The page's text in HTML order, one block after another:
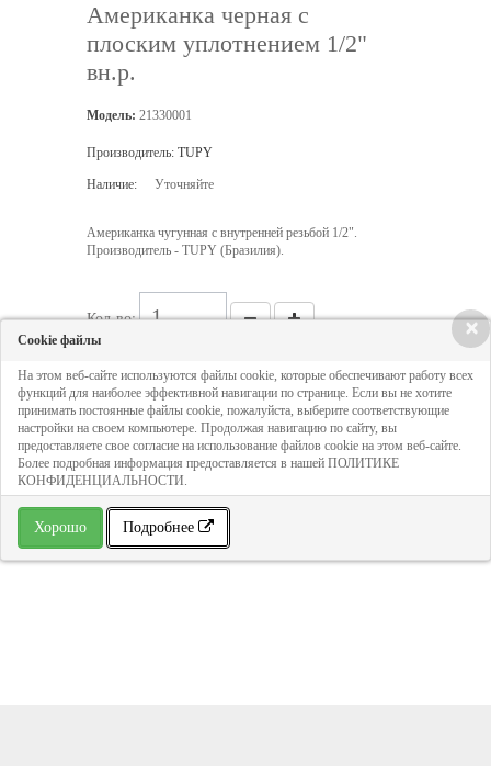
Американка черная с
плоским уплотнением 1/2"
вн.р.
Модель: 21330001
Производитель: TUPY
Наличие: Уточняйте
Американка чугунная с внутренней резьбой 1/2".
Производитель - TUPY (Бразилия).
Кол-во:
157 руб
ДОБАВИТЬ В КОРЗИНУ
» В избранное
×
Cookie файлы
На этом веб-сайте используются файлы cookie, которые обеспечивают работу всех
функций для наиболее эффективной навигации по странице. Если вы не хотите
принимать постоянные файлы cookie, пожалуйста, выберите соответствующие
настройки на своем компьютере. Продолжая навигацию по сайту, вы
предоставляете свое согласие на использование файлов cookie на этом веб-сайте.
Более подробная информация предоставляется в нашей ПОЛИТИКЕ
КОНФИДЕНЦИАЛЬНОСТИ.
Хорошо Подробнее